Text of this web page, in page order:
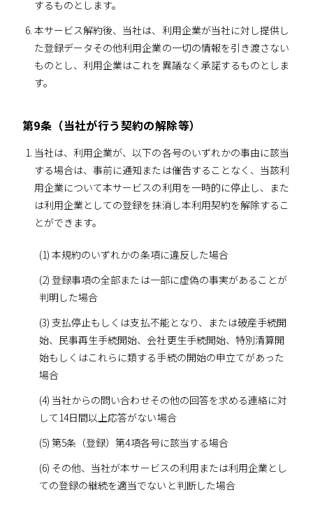
するものとします。
本サービス解約後、当社は、利用企業が当社に対し提供し
た登録データその他利用企業の一切の情報を引き渡さない
ものとし、利用企業はこれを異議なく承諾するものとしま
す。
第9条（当社が行う契約の解除等）
当社は、利用企業が、以下の各号のいずれかの事由に該当
する場合は、事前に通知または催告することなく、当該利
用企業について本サービスの利用を一時的に停止し、また
は利用企業としての登録を抹消し本利用契約を解除するこ
とができます。
(1) 本規約のいずれかの条項に違反した場合
(2) 登録事項の全部または一部に虚偽の事実があることが
判明した場合
(3) 支払停止もしくは支払不能となり、または破産手続開
始、民事再生手続開始、会社更生手続開始、特別清算開
始もしくはこれらに類する手続の開始の申立てがあった
場合
(4) 当社からの問い合わせその他の回答を求める連絡に対
して14日間以上応答がない場合
(5) 第5条（登録）第4項各号に該当する場合
(6) その他、当社が本サービスの利用または利用企業とし
ての登録の継続を適当でないと判断した場合